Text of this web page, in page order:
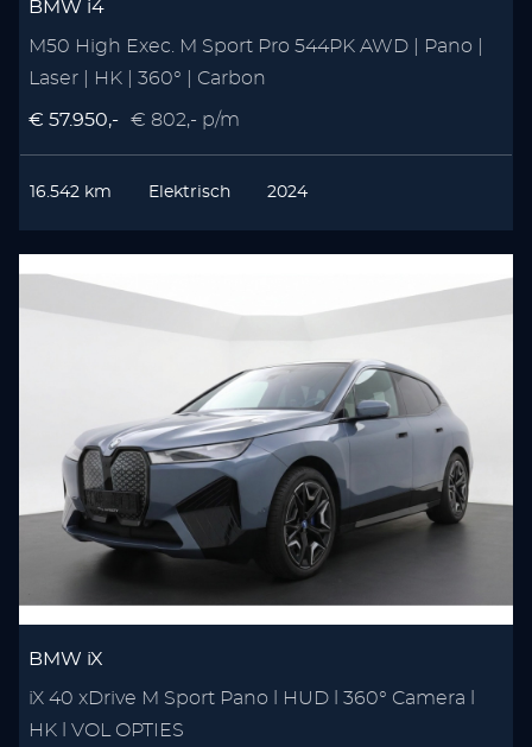
BMW i4
M50 High Exec. M Sport Pro 544PK AWD | Pano |
Laser | HK | 360° | Carbon
€ 57.950,- € 802,- p/m
16.542 km Elektrisch 2024
BMW iX
iX 40 xDrive M Sport Pano l HUD l 360° Camera l
HK l VOL OPTIES